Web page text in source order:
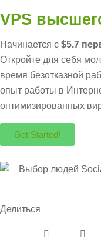
VPS
Начинается с $5.7
Откройте для себя
время безотказной
опыт работы в
оптимизированных
Get Started!
Делиться